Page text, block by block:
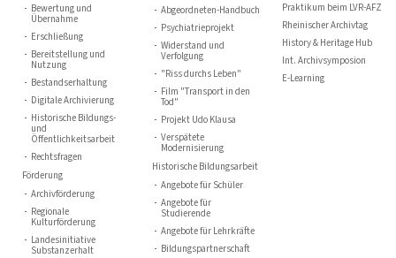
Bewertung und
Übernahme
Erschließung
Bereitstellung und
Nutzung
Bestandserhaltung
Digitale Archivierung
Historische Bildungs-
und
Öffentlichkeitsarbeit
Rechtsfragen
Förderung
Archivförderung
Regionale
Kulturförderung
Landesinitiative
Substanzerhalt
Abgeordneten-Handbuch
Psychiatrieprojekt
Widerstand und
Verfolgung
"Riss durchs Leben"
Film "Transport in den
Tod"
Projekt Udo Klausa
Verspätete
Modernisierung
Historische Bildungsarbeit
Angebote für Schüler
Angebote für
Studierende
Angebote für Lehrkräfte
Bildungspartnerschaft
Praktikum beim LVR-AFZ
Rheinischer Archivtag
History & Heritage Hub
Int. Archivsymposion
E-Learning